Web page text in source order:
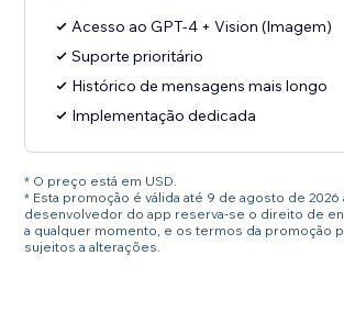
Acesso ao GPT-4 + Vision (Imagem)
Suporte prioritário
Histórico de mensagens mais longo
Implementação dedicada
* O preço está em USD.
* Esta promoção é válida até 9 de agosto de 2026
desenvolvedor do app reserva-se o direito de
a qualquer momento, e os termos da promoção
sujeitos a alterações.